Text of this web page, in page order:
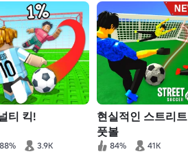
티 킥!
88% 3.9K
현실적인 스트리트
풋볼
84% 41K